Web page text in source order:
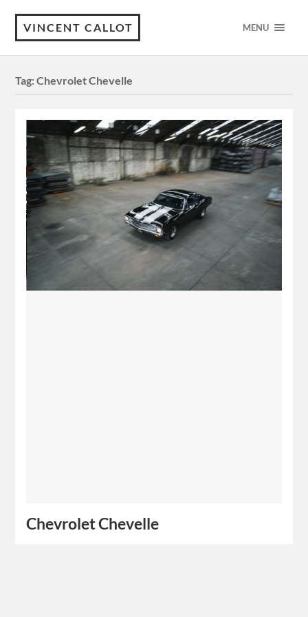
VINCENT CALLOT MENU
Tag:Chevrolet Chevelle
Chevrolet Chevelle